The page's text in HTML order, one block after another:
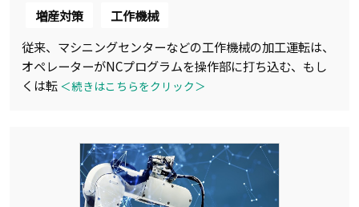
増産対策
工作機械
従来、マシニングセンターなどの工作機械の加工運転は、
オペレーターがNCプログラムを操作部に打ち込む、もし
くは転 ＜続きはこちらをクリック＞